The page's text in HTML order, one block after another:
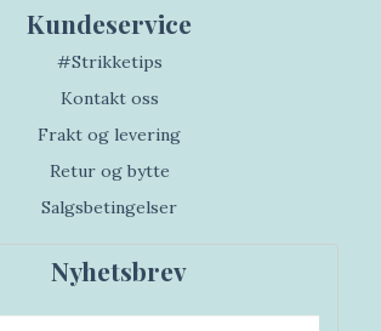
Kundeservice
#Strikketips
Kontakt oss
Frakt og levering
Retur og bytte
Salgsbetingelser
Nyhetsbrev